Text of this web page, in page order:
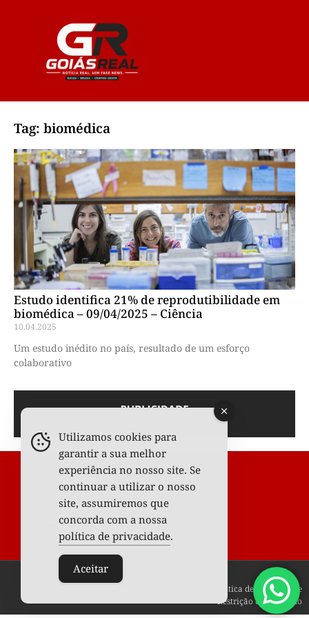
Tag: biomédica
Estudo identifica 21% de reprodutibilidade em
biomédica – 09/04/2025 – Ciência
10.04.2025
Um estudo inédito no país, resultado de um esforço
colaborativo
Todos os Direitos Reservados © 2025
Política de privacidade
Restrição de conteúdo
Utilizamos cookies para
garantir a sua melhor
experiência no nosso site. Se
continuar a utilizar o nosso
site, assumiremos que
concorda com a nossa
política de privacidade.
Aceitar